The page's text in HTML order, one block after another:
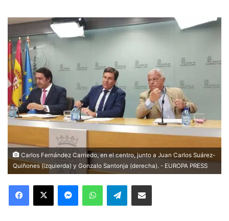
Carlos Fernández Carriedo, en el centro, junto a Juan Carlos Suárez-
Quiñones (izquierda) y Gonzalo Santonja (derecha). - EUROPA PRESS
Facebook
X MessengerWhatsAppTelegramCompartir via Email